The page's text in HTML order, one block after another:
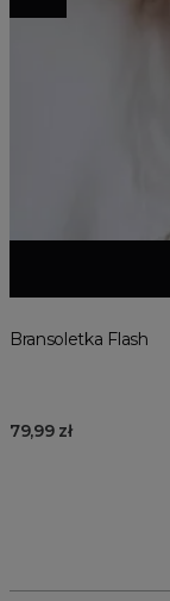
Bransoletka Flash
79,99 zł